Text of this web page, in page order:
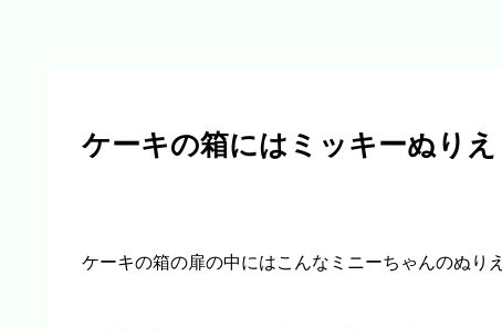
ケーキの箱にはミッキーぬりえ
ケーキの箱の扉の中にはこんなミニーちゃんのぬりえ